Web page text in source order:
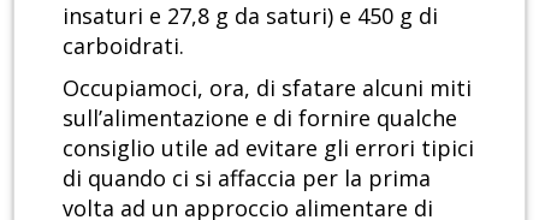
insaturi e 27,8 g da saturi) e 450 g di
carboidrati.
Occupiamoci, ora, di sfatare alcuni miti
sull’alimentazione e di fornire qualche
consiglio utile ad evitare gli errori tipici
di quando ci si affaccia per la prima
volta ad un approccio alimentare di